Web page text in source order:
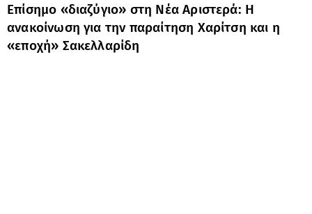
Επίσημο «διαζύγιο» στη Νέα Αριστερά: Η
ανακοίνωση για την παραίτηση Χαρίτση και η
«εποχή» Σακελλαρίδη